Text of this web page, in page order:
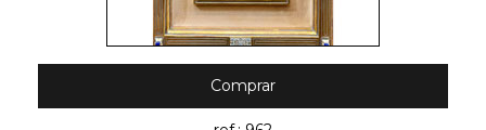
Comprar